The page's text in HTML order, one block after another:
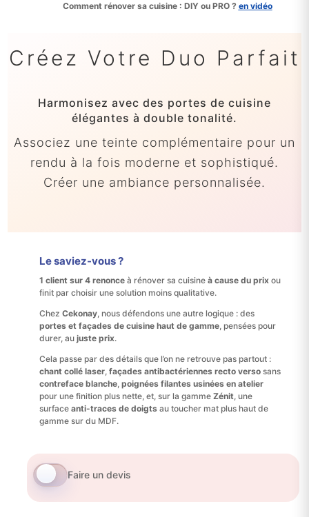
Comment rénover sa cuisine : DIY ou PRO ? en vidéo
Créez Votre Duo Parfait
Harmonisez avec des portes de cuisine
élégantes à double tonalité.
Associez une teinte complémentaire pour un
rendu à la fois moderne et sophistiqué.
Créer une ambiance personnalisée.
Le saviez-vous ?
1 client sur 4 renonceà rénover sa cuisine à cause du prixou
finit par choisir une solution moins qualitative.
Chez Cekonay, nous défendons une autre logique : des
portes et façades de cuisine haut de gamme, pensées pour
durer, au juste prix.
Cela passe par des détails que l’on ne retrouve pas partout :
chant collé laser, façades antibactériennes recto versosans
contreface blanche, poignées filantes usinées en atelier
pour une finition plus nette, et, sur la gamme Zénit, une
surface anti-traces de doigtsau toucher mat plus haut de
gamme sur du MDF.
Faire un devis